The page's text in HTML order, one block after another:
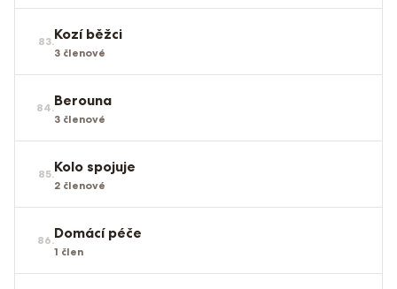
83.Kozí běžci
3 členové
84.Berouna
3 členové
85.Kolo spojuje
2 členové
86.Domácí péče
1 člen